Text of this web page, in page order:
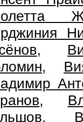
,
,
,
,